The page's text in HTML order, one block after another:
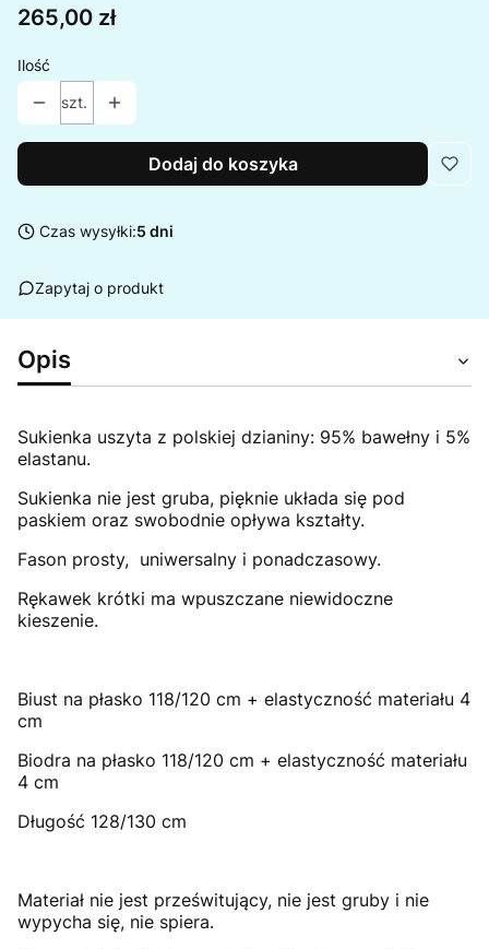
Cena
265,00 zł
Ilość
szt.
Dodaj do koszyka
Czas wysyłki:5 dni
Zapytaj o produkt
Opis
Sukienka uszyta z polskiej dzianiny: 95% bawełny i 5%
elastanu.
Sukienka nie jest gruba, pięknie układa się pod
paskiem oraz swobodnie opływa kształty.
Fason prosty, uniwersalny i ponadczasowy.
Rękawek krótki ma wpuszczane niewidoczne
kieszenie.
Biust na płasko 118/120 cm + elastyczność materiału 4
cm
Biodra na płasko 118/120 cm + elastyczność materiału
4 cm
Długość 128/130 cm
Materiał nie jest prześwitujący, nie jest gruby i nie
wypycha się, nie spiera.